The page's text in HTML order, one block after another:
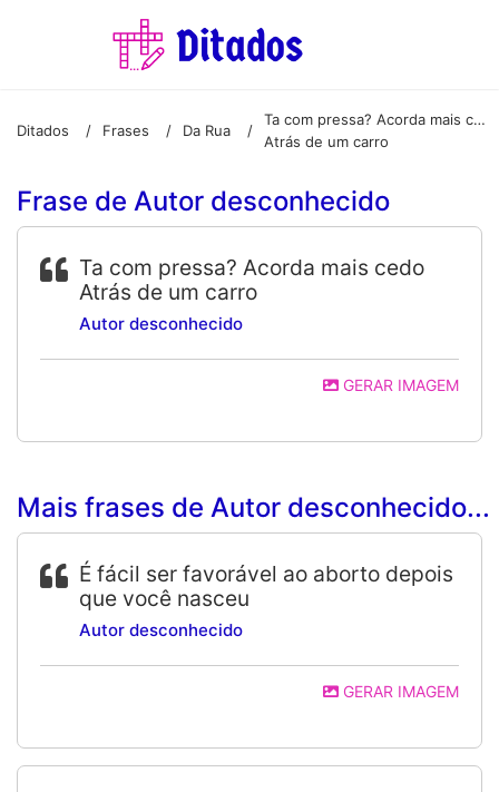
Ditados / Frases / Da Rua /
Ta com pressa? Acorda mais cedo
Atrás de um carro
Frase de Autor desconhecido
Ta com pressa? Acorda mais cedo
Atrás de um carro
Autor desconhecido
GERAR IMAGEM
Mais frases de Autor desconhecido...
É fácil ser favorável ao aborto depois
que você nasceu
Autor desconhecido
GERAR IMAGEM